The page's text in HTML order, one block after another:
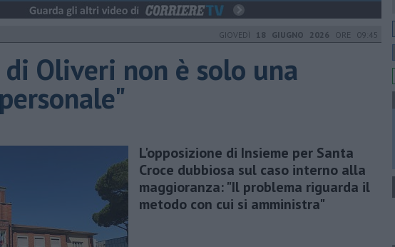
GIOVEDÌ 18 GIUGNO 2026 ORE 09:45
di Oliveri non è solo una
L'opposizione di Insieme per Santa
Croce dubbiosa sul caso interno alla
maggioranza: "Il problema riguarda il
metodo con cui si amministra"